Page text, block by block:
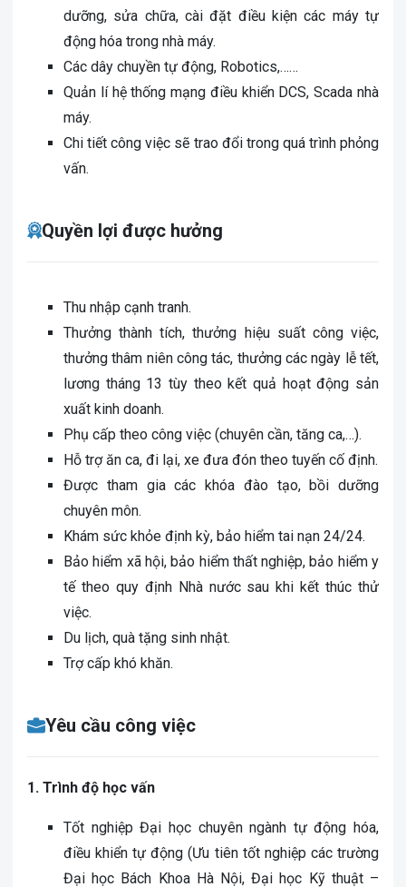
dưỡng, sửa chữa, cài đặt điều kiện các máy tự
động hóa trong nhà máy.
Các dây chuyền tự động, Robotics,……
Quản lí hệ thống mạng điều khiển DCS, Scada nhà
máy.
Chi tiết công việc sẽ trao đổi trong quá trình phỏng
vấn.
Quyền lợi được hưởng
Thu nhập cạnh tranh.
Thưởng thành tích, thưởng hiệu suất công việc,
thưởng thâm niên công tác, thưởng các ngày lễ tết,
lương tháng 13 tùy theo kết quả hoạt động sản
xuất kinh doanh.
Phụ cấp theo công việc (chuyên cần, tăng ca,…).
Hỗ trợ ăn ca, đi lại, xe đưa đón theo tuyến cố định.
Được tham gia các khóa đào tạo, bồi dưỡng
chuyên môn.
Khám sức khỏe định kỳ, bảo hiểm tai nạn 24/24.
Bảo hiểm xã hội, bảo hiểm thất nghiệp, bảo hiểm y
tế theo quy định Nhà nước sau khi kết thúc thử
việc.
Du lịch, quà tặng sinh nhật.
Trợ cấp khó khăn.
Yêu cầu công việc
1. Trình độ học vấn
Tốt nghiệp Đại học chuyên ngành tự động hóa,
điều khiển tự động (Ưu tiên tốt nghiệp các trường
Đại học Bách Khoa Hà Nội, Đại học Kỹ thuật –